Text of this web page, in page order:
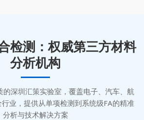
检测：权威第三方材料
分析机构
的深圳汇策实验室，覆盖电子、汽车、航
业，提供从单项检测到系统级FA的精准
分析与技术解决方案